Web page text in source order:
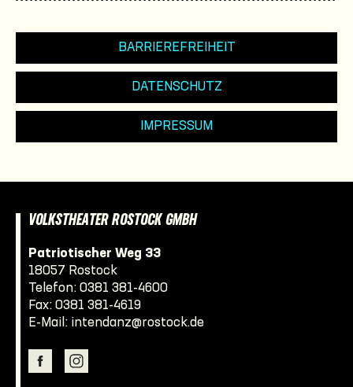
BARRIEREFREIHEIT
DATENSCHUTZ
IMPRESSUM
VOLKSTHEATER ROSTOCK GMBH
Patriotischer Weg 33
18057 Rostock
Telefon: 0381 381-4600
Fax: 0381 381-4619
E-Mail: intendanz@rostock.de